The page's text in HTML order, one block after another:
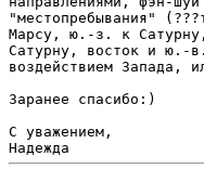
"местопребывания"
Марсу, ю.-з. к
Сатурну, восток и ю.-
воздействием Запада,
Заранее спасибо:)
С уважением,